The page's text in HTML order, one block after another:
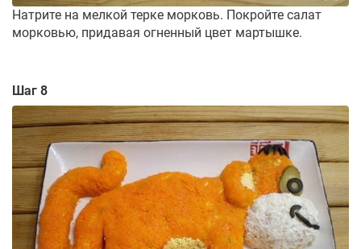
Натрите на мелкой терке морковь. Покройте салат
морковью, придавая огненный цвет мартышке.
Шаг 8